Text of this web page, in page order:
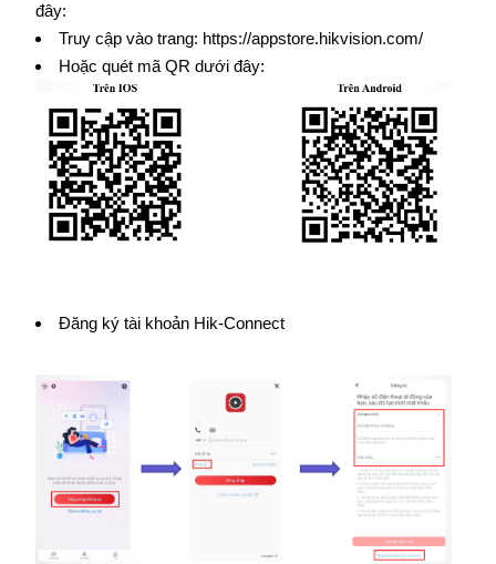
đây:
Truy cập vào trang: https://appstore.hikvision.com/
Hoặc quét mã QR dưới đây:
Đăng ký tài khoản Hik-Connect